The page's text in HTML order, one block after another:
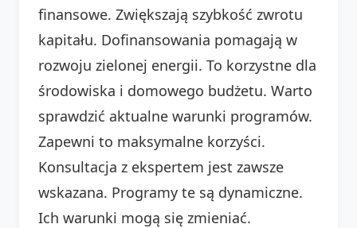
finansowe. Zwiększają szybkość zwrotu
kapitału. Dofinansowania pomagają w
rozwoju zielonej energii. To korzystne dla
środowiska i domowego budżetu. Warto
sprawdzić aktualne warunki programów.
Zapewni to maksymalne korzyści.
Konsultacja z ekspertem jest zawsze
wskazana. Programy te są dynamiczne.
Ich warunki mogą się zmieniać.